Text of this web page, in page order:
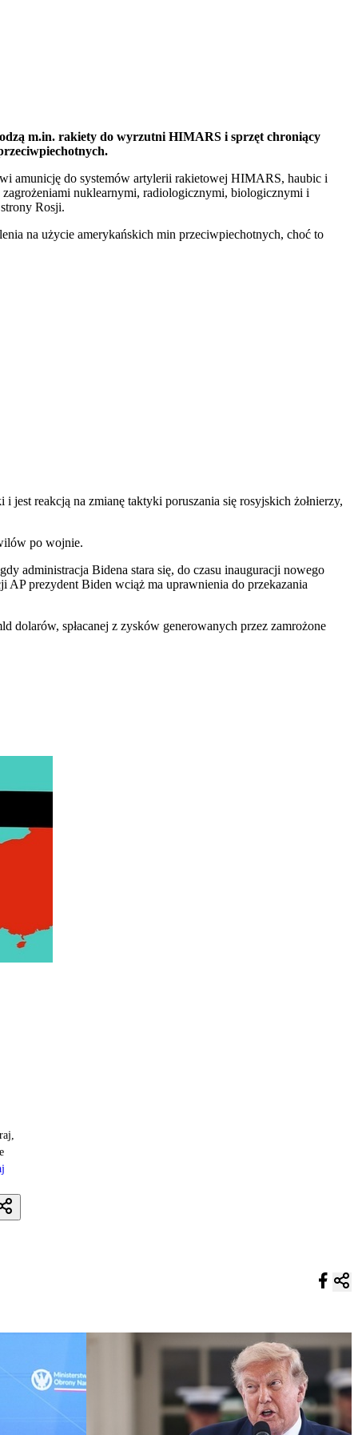
m.in. rakiety do wyrzutni HIMARS i sprzęt chroniący
amunicję do systemów artylerii rakietowej HIMARS, haubic i
zagrożeniami nuklearnymi, radiologicznymi, biologicznymi i
Rosji.
na użycie amerykańskich min przeciwpiechotnych, choć to
reakcją na zmianę taktyki poruszania się rosyjskich żołnierzy,
po wojnie.
administracja Bidena stara się, do czasu inauguracji nowego
prezydent Biden wciąż ma uprawnienia do przekazania
spłacanej z zysków generowanych przez zamrożone